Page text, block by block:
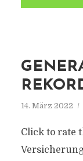
14. März 2022
Click to rate